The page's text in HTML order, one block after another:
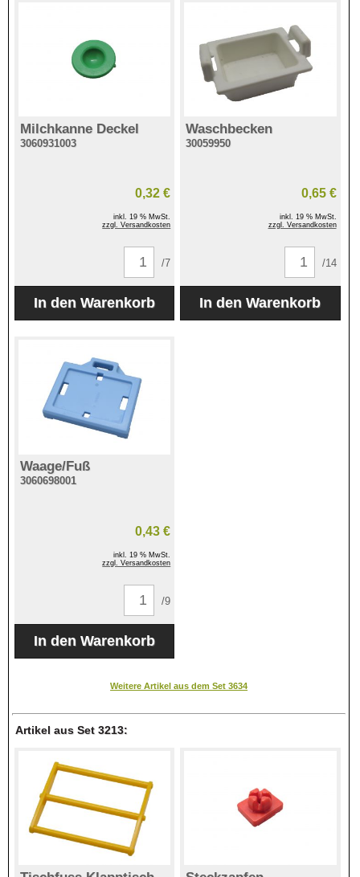
Milchkanne Deckel
3060931003
0,32 €
inkl. 19 % MwSt.
zzgl. Versandkosten
/7
Waschbecken
30059950
0,65 €
inkl. 19 % MwSt.
zzgl. Versandkosten
/14
Waage/Fuß
3060698001
0,43 €
inkl. 19 % MwSt.
zzgl. Versandkosten
/9
Weitere Artikel aus dem Set 3634
Artikel aus Set 3213: